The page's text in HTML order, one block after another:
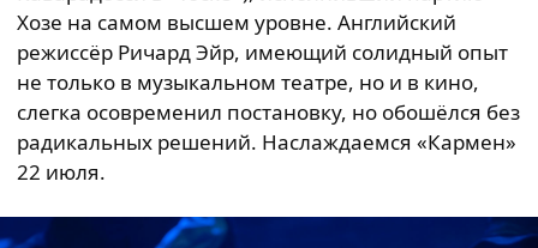
Хозе на самом высшем уровне. Английский
режиссёр Ричард Эйр, имеющий солидный опыт
не только в музыкальном театре, но и в кино,
слегка осовременил постановку, но обошёлся без
радикальных решений. Наслаждаемся «Кармен»
22 июля.